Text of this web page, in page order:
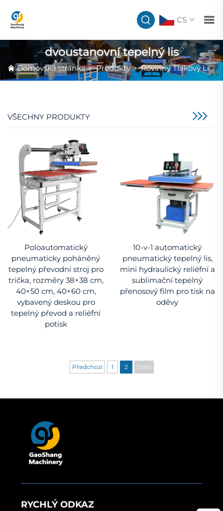
CS
dvoustanovní tepelný lis
Domovská stránka>Produkty>Rovinný Tlakový Lis >
VŠECHNY PRODUKTY
Poloautomatický
pneumaticky poháněný
tepelný převodní stroj pro
trička, rozměry 38×38 cm,
40×50 cm, 40×60 cm,
vybavený deskou pro
tepelný převod a reliéfní
potisk
10-v-1 automatický
pneumatický tepelný lis,
mini hydraulický reliéfní a
sublimační tepelný
přenosový film pro tisk na
oděvy
Předchozí 1 2 Další
RYCHLÝ ODKAZ